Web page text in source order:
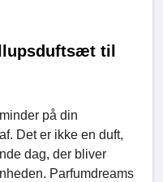
til
på din
Det er ikke en duft,
dag, der bliver
Parfumdreams